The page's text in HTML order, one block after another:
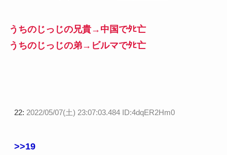
うちのじっじの兄貴→中国でﾀﾋ亡
うちのじっじの弟→ビルマでﾀﾋ亡
22: 2022/05/07(土) 23:07:03.484 ID:4dqER2Hm0
>>19